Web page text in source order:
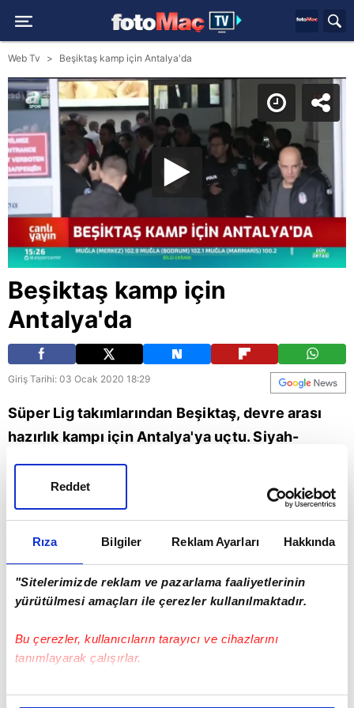
Rıza Bilgiler Reklam Ayarları Hakkında
"Sitelerimizde reklam ve pazarlama faaliyetlerinin
yürütülmesi amaçları ile çerezler kullanılmaktadır.
Bu çerezler, kullanıcıların tarayıcı ve cihazlarını
tanımlayarak çalışırlar.
Bu çerezlere izin vermeniz halinde sizlere özel
Reddet
Web Tv Beşiktaş kamp için Antalya'da
Beşiktaş kamp için
Antalya'da
Giriş Tarihi: 03 Ocak 2020 18:29
Süper Lig takımlarından Beşiktaş, devre arası
hazırlık kampı için Antalya'ya uçtu. Siyah-
beyazlılarla ilgili gelişmeleri A Spor muhabiri
Hakan Gündoğar aktardı.